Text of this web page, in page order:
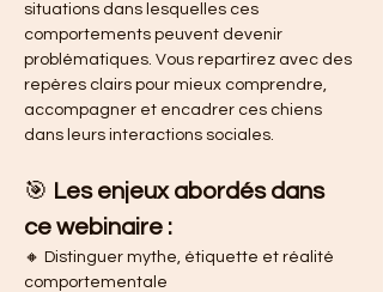
situations dans lesquelles ces
comportements peuvent devenir
problématiques. Vous repartirez avec des
repères clairs pour mieux comprendre,
accompagner et encadrer ces chiens
dans leurs interactions sociales.
🎯 Les enjeux abordés dans
ce webinaire :
🔸 Distinguer mythe, étiquette et réalité
comportementale